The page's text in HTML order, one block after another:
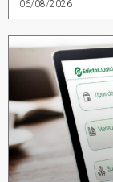
06/08/2026